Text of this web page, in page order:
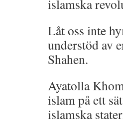
islamska
Låt oss inte
understöd av
Shahen.
Ayatolla
islam på ett
islamska